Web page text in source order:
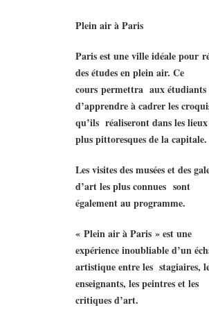
Plein air à Paris
Paris est une ville idéale pour
des études en plein air. Ce
cours permettra aux étudiants
d’apprendre à cadrer les
qu’ils réaliseront dans les lieux
plus pittoresques de la capitale.
Les visites des musées et des
d’art les plus connues sont
également au programme.
« Plein air à Paris » est une
expérience inoubliable d’un
artistique entre les stagiaires,
enseignants, les peintres et les
critiques d’art.